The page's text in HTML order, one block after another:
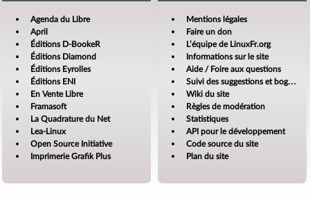
Agenda du Libre
April
Éditions D-BookeR
Éditions Diamond
Éditions Eyrolles
Éditions ENI
En Vente Libre
Framasoft
La Quadrature du Net
Lea-Linux
Open Source Initiative
Imprimerie Grafik Plus
Mentions légales
Faire un don
L’équipe de LinuxFr.org
Informations sur le site
Aide / Foire aux questions
Suivi des suggestions et bogues
Wiki du site
Règles de modération
Statistiques
API pour le développement
Code source du site
Plan du site